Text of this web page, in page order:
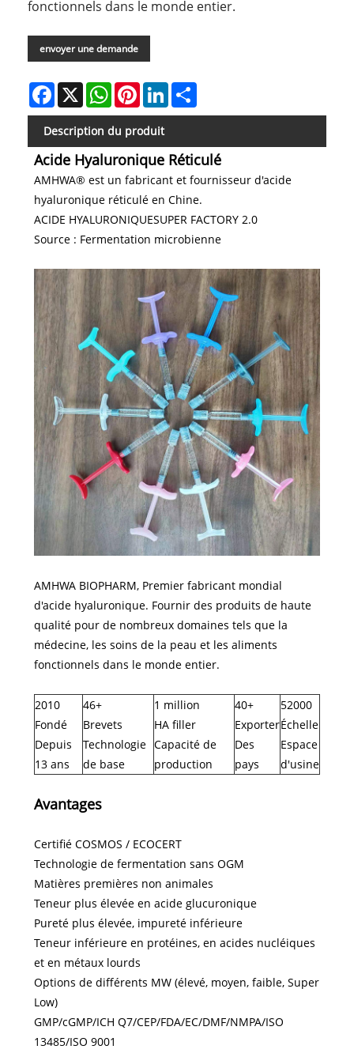
fonctionnels dans le monde entier.
envoyer une demande
Facebook
X WhatsAppPinterestLinkedIn
Description du produit
Acide Hyaluronique Réticulé
AMHWA® est un fabricant et fournisseur d'acide
hyaluronique réticulé en Chine.
ACIDE HYALURONIQUESUPER FACTORY 2.0
Source : Fermentation microbienne
AMHWA BIOPHARM, Premier fabricant mondial
d'acide hyaluronique. Fournir des produits de haute
qualité pour de nombreux domaines tels que la
médecine, les soins de la peau et les aliments
fonctionnels dans le monde entier.
2010
Fondé
Depuis
13 ans
46+
Brevets
Technologie
de base
1 million
HA filler
Capacité de
production
40+
Exporter
Des
pays
52000
Échelle
Espace
d'usine
Avantages
Certifié COSMOS / ECOCERT
Technologie de fermentation sans OGM
Matières premières non animales
Teneur plus élevée en acide glucuronique
Pureté plus élevée, impureté inférieure
Teneur inférieure en protéines, en acides nucléiques
et en métaux lourds
Options de différents MW (élevé, moyen, faible, Super
Low)
GMP/cGMP/ICH Q7/CEP/FDA/EC/DMF/NMPA/ISO
13485/ISO 9001